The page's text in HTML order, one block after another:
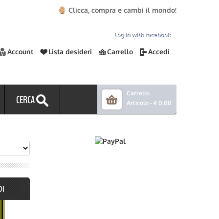
Carrello
Articolo - € 0,00
Clicca, compra e cambi il mondo!
Account Lista desideri Carrello Accedi
Log in with facebook
CERCA